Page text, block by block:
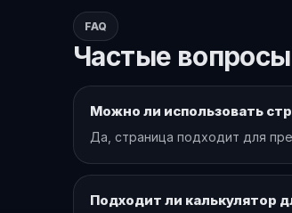
FAQ
Частые
Можно ли использовать
Да, страница подходит для
Подходит ли калькулятор